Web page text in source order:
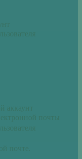
аккаунт
почты
почте.